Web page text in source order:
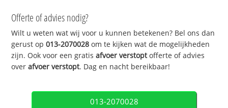
Offerte of advies nodig?
Wilt u weten wat wij voor u kunnen betekenen? Bel ons dan
gerust op013-2070028 om te kijken wat de mogelijkheden
zijn. Ook voor een gratisafvoer verstoptofferte of advies
overafvoer verstopt. Dag en nacht bereikbaar!
013-2070028